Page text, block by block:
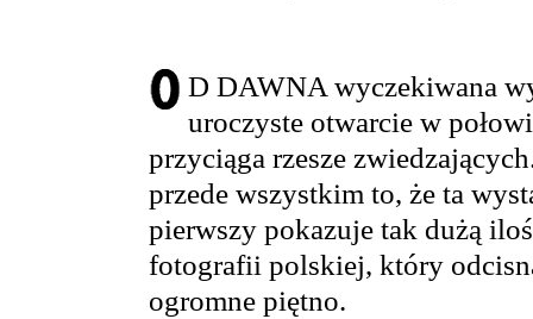
D DAWNA wyczekiwana
uroczyste otwarcie w
przyciąga rzesze
przede wszystkim to, że ta
pierwszy pokazuje tak dużą
fotografii polskiej, który
ogromne piętno.